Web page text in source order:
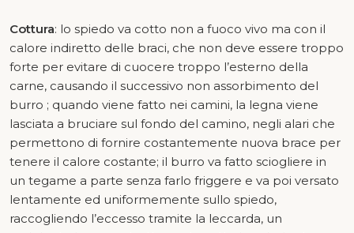
Cottura: lo spiedo va cotto non a fuoco vivo ma con il
calore indiretto delle braci, che non deve essere troppo
forte per evitare di cuocere troppo l’esterno della
carne, causando il successivo non assorbimento del
burro ; quando viene fatto nei camini, la legna viene
lasciata a bruciare sul fondo del camino, negli alari che
permettono di fornire costantemente nuova brace per
tenere il calore costante; il burro va fatto sciogliere in
un tegame a parte senza farlo friggere e va poi versato
lentamente ed uniformemente sullo spiedo,
raccogliendo l’eccesso tramite la leccarda, un